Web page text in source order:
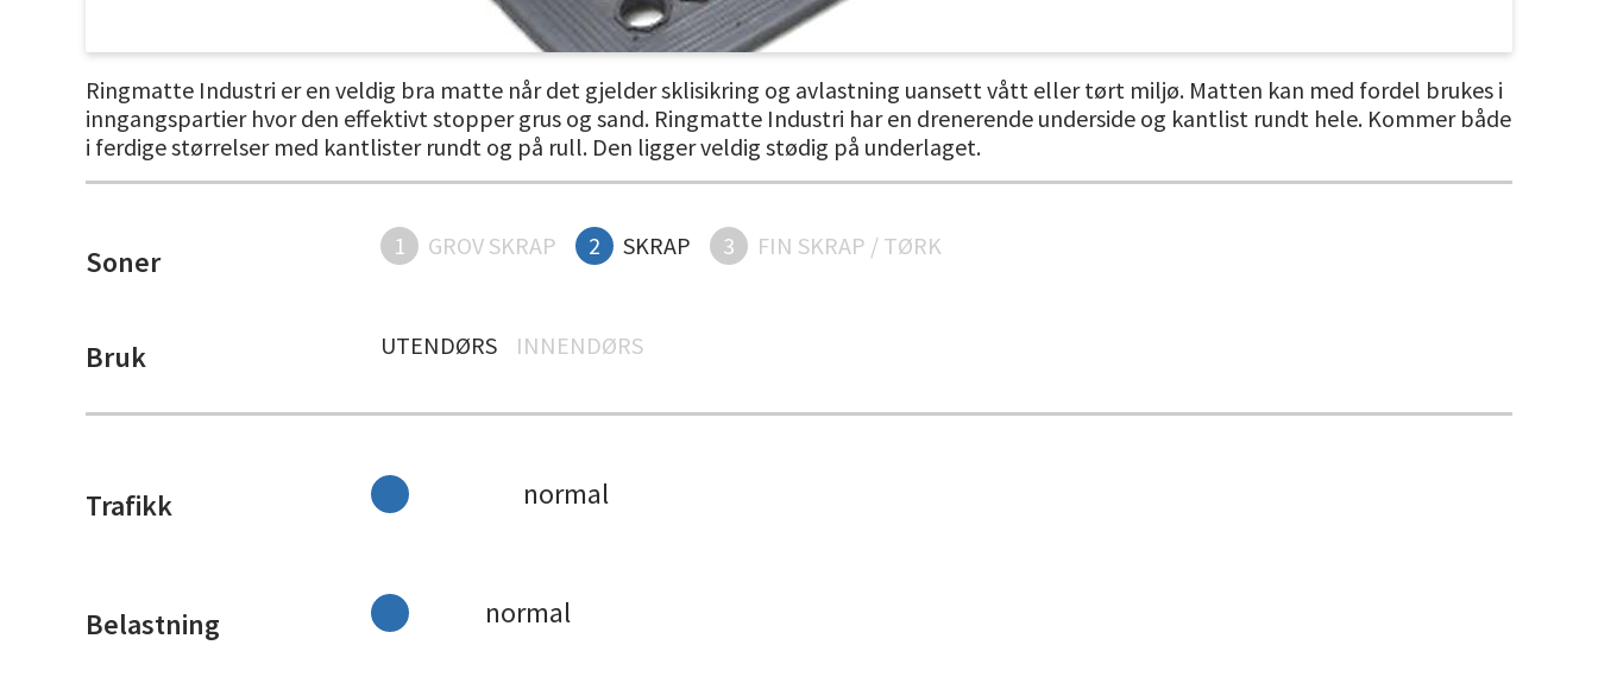
Ringmatte Industri er en veldig bra matte når det gjelder sklisikring og avlastning uansett vått eller tørt miljø. Matten kan med fordel brukes i
inngangspartier hvor den effektivt stopper grus og sand. Ringmatte Industri har en drenerende underside og kantlist rundt hele. Kommer både
i ferdige størrelser med kantlister rundt og på rull. Den ligger veldig stødig på underlaget.
Soner 1 GROV SKRAP 2 SKRAP 3 FIN SKRAP / TØRK
Bruk UTENDØRS INNENDØRS
Trafikk normal
Belastning normal